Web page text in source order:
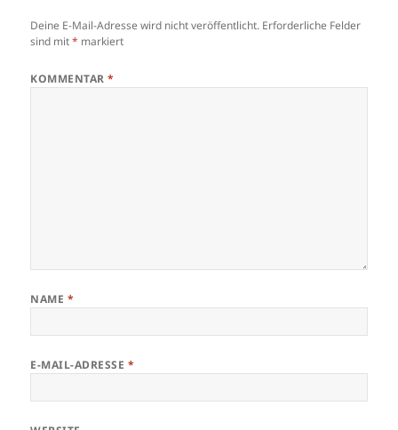
Deine E-Mail-Adresse wird nicht veröffentlicht. Erforderliche Felder
sind mit* markiert
KOMMENTAR*
NAME *
E-MAIL-ADRESSE *